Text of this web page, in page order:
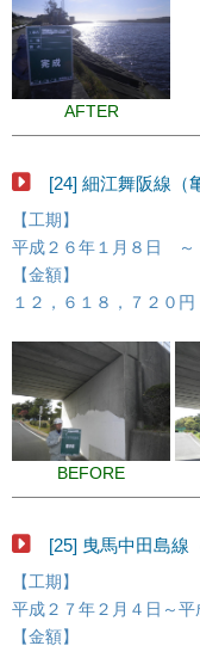
AFTER
[24] 細江舞阪線（
【工期】
平成２６年１月８日
【金額】
１２，６１８，７２０円
BEFORE
[25] 曳馬中田島線
【工期】
平成２７年２月４日～
【金額】